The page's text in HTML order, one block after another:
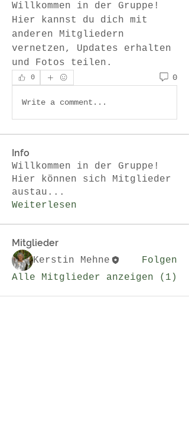
Willkommen in der Gruppe!
Hier kannst du dich mit
anderen Mitgliedern
vernetzen, Updates erhalten
und Fotos teilen.
0 0
Write a comment...
Info
Willkommen in der Gruppe!
Hier können sich Mitglieder
austau ...
Weiterlesen
Mitglieder
Kerstin Mehne
Folgen
Alle Mitglieder anzeigen (1)